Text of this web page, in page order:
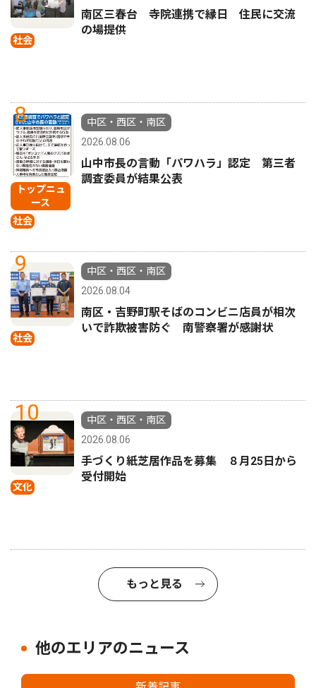
社会
南区三春台 寺院連携で縁日 住民に交流
の場提供
8
トップニュ
ース
社会
中区・西区・南区
2026.08.06
山中市長の言動「パワハラ」認定 第三者
調査委員が結果公表
9
社会
中区・西区・南区
2026.08.04
南区・吉野町駅そばのコンビニ店員が相次
いで詐欺被害防ぐ 南警察署が感謝状
10
文化
中区・西区・南区
2026.08.06
手づくり紙芝居作品を募集 ８月25日から
受付開始
もっと見る
他のエリアのニュース